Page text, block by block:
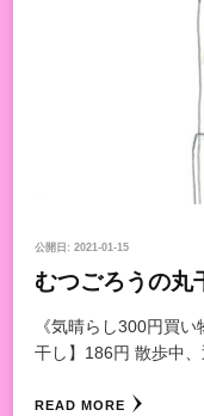
公開日: 2021-01-15
むつごろうの丸
《気晴らし300円買
干し】186円 散歩中
READ MORE